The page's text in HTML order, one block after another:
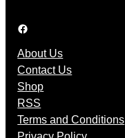
Facebook
About Us
Contact Us
Shop
RSS
Terms and Conditions